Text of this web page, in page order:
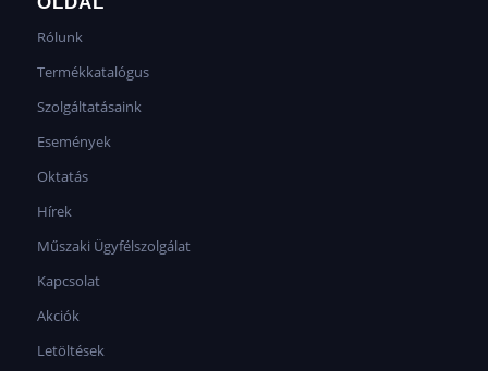
Rólunk
Termékkatalógus
Szolgáltatásaink
Események
Oktatás
Hírek
Műszaki Ügyfélszolgálat
Kapcsolat
Akciók
Letöltések